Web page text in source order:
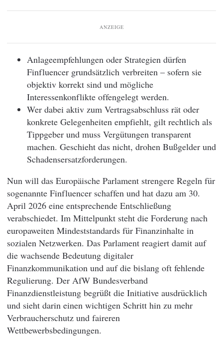
ANZEIGE
Anlageempfehlungen oder Strategien dürfen
Finfluencer grundsätzlich verbreiten – sofern sie
objektiv korrekt sind und mögliche
Interessenkonflikte offengelegt werden.
Wer dabei aktiv zum Vertragsabschluss rät oder
konkrete Gelegenheiten empfiehlt, gilt rechtlich als
Tippgeber und muss Vergütungen transparent
machen. Geschieht das nicht, drohen Bußgelder und
Schadensersatzforderungen.
Nun will das Europäische Parlament strengere Regeln für
sogenannte Finfluencer schaffen und hat dazu am 30.
April 2026 eine entsprechende Entschließung
verabschiedet. Im Mittelpunkt steht die Forderung nach
europaweiten Mindeststandards für Finanzinhalte in
sozialen Netzwerken. Das Parlament reagiert damit auf
die wachsende Bedeutung digitaler
Finanzkommunikation und auf die bislang oft fehlende
Regulierung. Der AfW Bundesverband
Finanzdienstleistung begrüßt die Initiative ausdrücklich
und sieht darin einen wichtigen Schritt hin zu mehr
Verbraucherschutz und faireren
Wettbewerbsbedingungen.